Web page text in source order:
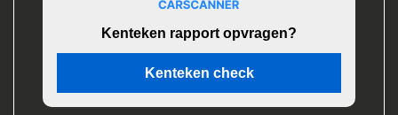
Kenteken rapport opvragen?
Kenteken check